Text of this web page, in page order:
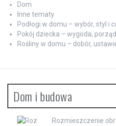
Dom
Inne tematy
Podłogi w domu – wybór, styl i
Pokój dziecka – wygoda,
Rośliny w domu – dobór,
Dom i budowa
Rozmieszczenie